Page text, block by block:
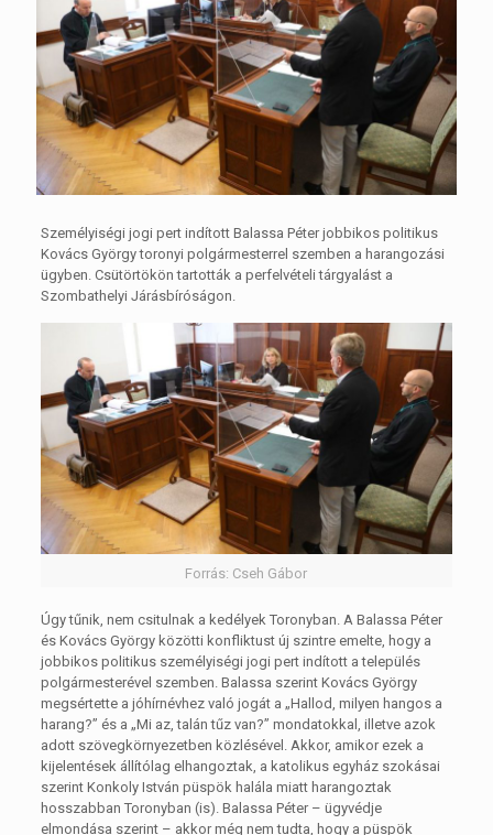
Személyiségi jogi pert indított Balassa Péter jobbikos politikus
Kovács György toronyi polgármesterrel szemben a harangozási
ügyben. Csütörtökön tartották a perfelvételi tárgyalást a
Szombathelyi Járásbíróságon.
Forrás: Cseh Gábor
Úgy tűnik, nem csitulnak a kedélyek Toronyban. A Balassa Péter
és Kovács György közötti konfliktust új szintre emelte, hogy a
jobbikos politikus személyiségi jogi pert indított a település
polgármesterével szemben. Balassa szerint Kovács György
megsértette a jóhírnévhez való jogát a „Hallod, milyen hangos a
harang?” és a „Mi az, talán tűz van?” mondatokkal, illetve azok
adott szövegkörnyezetben közlésével. Akkor, amikor ezek a
kijelentések állítólag elhangoztak, a katolikus egyház szokásai
szerint Konkoly István püspök halála miatt harangoztak
hosszabban Toronyban (is). Balassa Péter – ügyvédje
elmondása szerint – akkor még nem tudta, hogy a püspök